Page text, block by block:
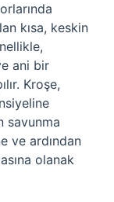
kısa, keskin
ani bir
Kroşe,
savunma
ve ardından
olanak